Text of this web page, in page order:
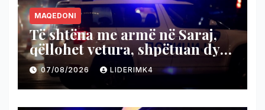
MAQEDONI
Të shtëna me armë në Saraj,
qëllohet vetura, shpëtuan dy
persona
07/08/2026 LIDERIMK4